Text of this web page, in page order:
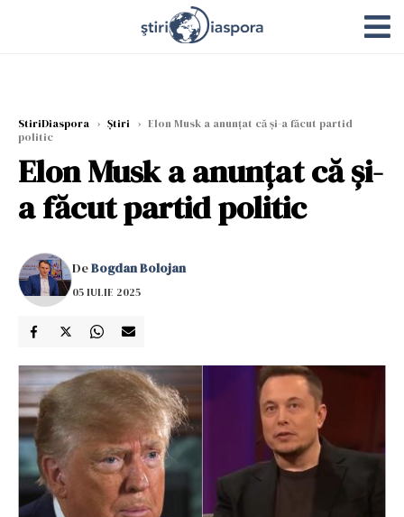
StiriDiaspora › Știri › Elon Musk a anunțat că și-a făcut partid
politic
Elon Musk a anunțat că și-
a făcut partid politic
DeBogdan Bolojan
05 IULIE 2025